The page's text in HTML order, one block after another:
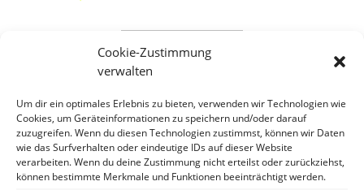
Cookie-Zustimmung
verwalten
Um dir ein optimales Erlebnis zu bieten, verwenden wir Technologien wie
Cookies, um Geräteinformationen zu speichern und/oder darauf
zuzugreifen. Wenn du diesen Technologien zustimmst, können wir Daten
wie das Surfverhalten oder eindeutige IDs auf dieser Website
verarbeiten. Wenn du deine Zustimmung nicht erteilst oder zurückziehst,
können bestimmte Merkmale und Funktionen beeinträchtigt werden.